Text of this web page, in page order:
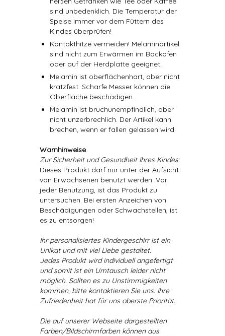
sind unbedenklich. Die Temperatur der
Speise immer vor dem Füttern des
Kindes überprüfen!
Kontakthitze vermeiden! Melaminartikel
sind nicht zum Erwärmen im Backofen
oder auf der Herdplatte geeignet.
Melamin ist oberflächenhart, aber nicht
kratzfest. Scharfe Messer können die
Oberfläche beschädigen.
Melamin ist bruchunempfindlich, aber
nicht unzerbrechlich. Der Artikel kann
brechen, wenn er fallen gelassen wird.
Warnhinweise
Zur Sicherheit und Gesundheit Ihres Kindes:
Dieses Produkt darf nur unter der Aufsicht
von Erwachsenen benutzt werden. Vor
jeder Benutzung, ist das Produkt zu
untersuchen. Bei ersten Anzeichen von
Beschädigungen oder Schwachstellen, ist
es zu entsorgen!
Ihr personalisiertes Kindergeschirr ist ein
Unikat und mit viel Liebe gestaltet.
Jedes Produkt wird individuell angefertigt
und somit ist ein Umtausch leider nicht
möglich. Sollten es zu Unstimmigkeiten
kommen, bitte kontaktieren Sie uns. Ihre
Zufriedenheit hat für uns oberste Priorität.
Die auf unserer Webseite dargestellten
Farben/Bildschirmfarben können aus